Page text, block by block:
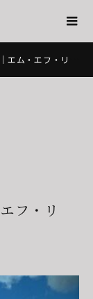
ースファクトリー株式会社
フ・リ